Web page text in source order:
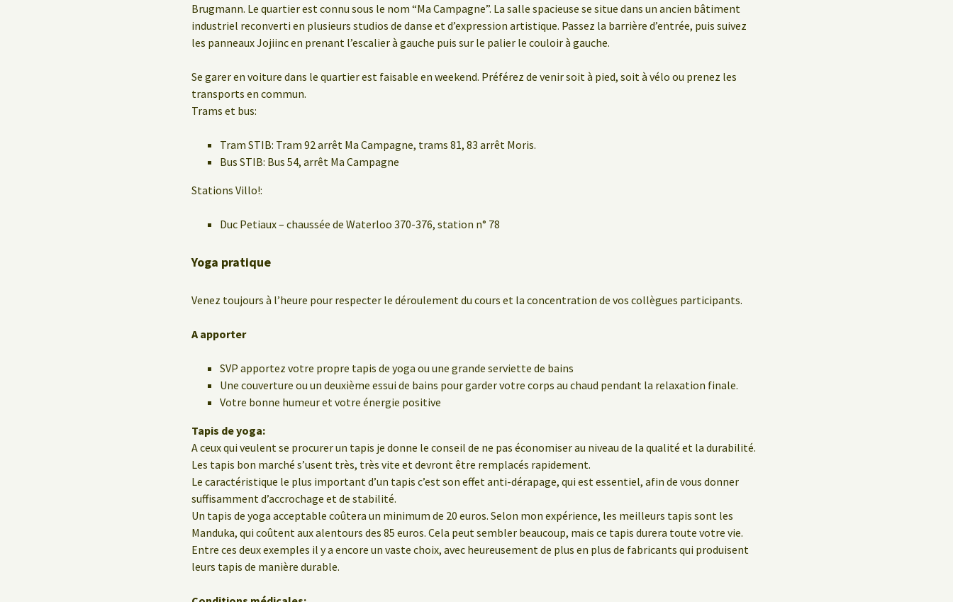
Brugmann. Le quartier est connu sous le nom “Ma Campagne”. La salle spacieuse se situe dans un ancien bâtiment
industriel reconverti en plusieurs studios de danse et d’expression artistique. Passez la barrière d’entrée, puis suivez
les panneaux Jojiinc en prenant l’escalier à gauche puis sur le palier le couloir à gauche.
Se garer en voiture dans le quartier est faisable en weekend. Préférez de venir soit à pied, soit à vélo ou prenez les
transports en commun.
Trams et bus:
Tram STIB: Tram 92 arrêt Ma Campagne, trams 81, 83 arrêt Moris.
Bus STIB: Bus 54, arrêt Ma Campagne
Stations Villo!:
Duc Petiaux – chaussée de Waterloo 370-376, station n° 78
Yoga pratique
Venez toujours à l’heure pour respecter le déroulement du cours et la concentration de vos collègues participants.
A apporter
SVP apportez votre propre tapis de yoga ou une grande serviette de bains
Une couverture ou un deuxième essui de bains pour garder votre corps au chaud pendant la relaxation finale.
Votre bonne humeur et votre énergie positive
Tapis de yoga:
A ceux qui veulent se procurer un tapis je donne le conseil de ne pas économiser au niveau de la qualité et la durabilité.
Les tapis bon marché s’usent très, très vite et devront être remplacés rapidement.
Le caractéristique le plus important d’un tapis c’est son effet anti-dérapage, qui est essentiel, afin de vous donner
suffisamment d’accrochage et de stabilité.
Un tapis de yoga acceptable coûtera un minimum de 20 euros. Selon mon expérience, les meilleurs tapis sont les
Manduka, qui coûtent aux alentours des 85 euros. Cela peut sembler beaucoup, mais ce tapis durera toute votre vie.
Entre ces deux exemples il y a encore un vaste choix, avec heureusement de plus en plus de fabricants qui produisent
leurs tapis de manière durable.